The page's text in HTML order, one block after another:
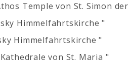
Temple von St. Simon
Himmelfahrtskirche "
Himmelfahrtskirche "
von St. Maria "